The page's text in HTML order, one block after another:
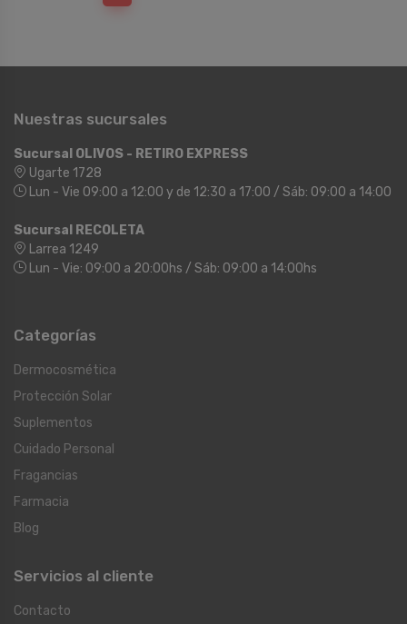
Nuestras sucursales
Sucursal OLIVOS - RETIRO EXPRESS
Ugarte 1728
Lun - Vie 09:00 a 12:00 y de 12:30 a 17:00 / Sáb: 09:00 a 14:00
Sucursal RECOLETA
Larrea 1249
Lun - Vie: 09:00 a 20:00hs / Sáb: 09:00 a 14:00hs
Categorías
Dermocosmética
Protección Solar
Suplementos
Cuidado Personal
Fragancias
Farmacia
Blog
Servicios al cliente
Contacto